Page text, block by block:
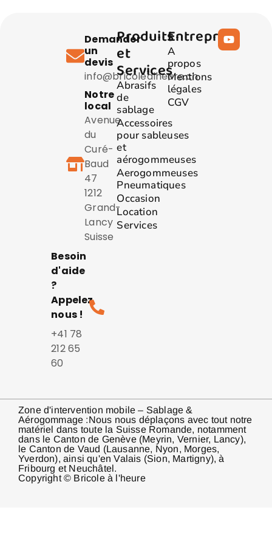
Demander
un
devis
info@bricolealheure.ch
Notre
local
Avenue
du
Curé-
Baud
47
1212
Grand-
Lancy
Suisse
Besoin
d'aide
?
Appelez
nous !
+41 78
212 65
60
Produits
et
Services
Abrasifs
de
sablage
Accessoires
pour sableuses
et
aérogommeuses
Aerogommeuses
Pneumatiques
Occasion
Location
Services
Entreprise
A
propos
Mentions
légales
CGV
Zone d'intervention mobile – Sablage &
Aérogommage :Nous nous déplaçons avec tout notre
matériel dans toute la Suisse Romande, notamment
dans le Canton de Genève (Meyrin, Vernier, Lancy),
le Canton de Vaud (Lausanne, Nyon, Morges,
Yverdon), ainsi qu'en Valais (Sion, Martigny), à
Fribourg et Neuchâtel.
Copyright © Bricole à l'heure